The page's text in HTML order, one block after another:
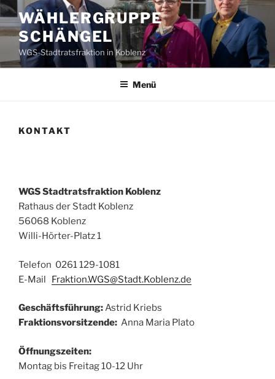
Zum
Inhalt
springen
WÄHLERGRUPPE
SCHÄNGEL
WGS-Stadtratsfraktion in Koblenz
Menü
KONTAKT
WGS Stadtratsfraktion Koblenz
Rathaus der Stadt Koblenz
56068 Koblenz
Willi-Hörter-Platz 1
Telefon 0261 129-1081
E-Mail Fraktion.WGS@Stadt.Koblenz.de
Geschäftsführung:Astrid Kriebs
Fraktionsvorsitzende: Anna Maria Plato
Öffnungszeiten:
Montag bis Freitag 10-12 Uhr